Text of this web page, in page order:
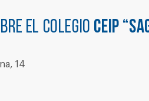
el colegio CEIP
14